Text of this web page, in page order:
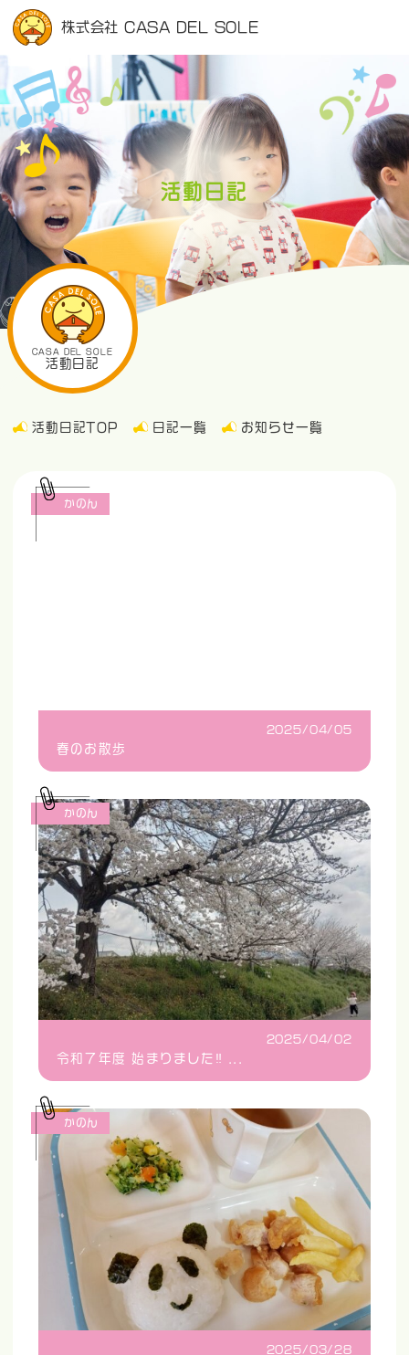
株式会社 CASA DEL SOLE
活動日記
CASA DEL SOLE
活動日記
活動日記TOP 日記一覧 お知らせ一覧
2025/04/05
春のお散歩
かのん
2025/04/02
令和７年度 始まりました‼...
かのん
2025/03/28
かのん